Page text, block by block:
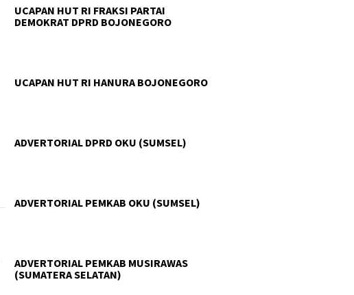
Bobosan Gelar Ramadan
Berbagi, Salurkan Takjil dan
UCAPAN HUT RI FRAKSI PARTAI
DEMOKRAT DPRD BOJONEGORO
UCAPAN HUT RI HANURA BOJONEGORO
ADVERTORIAL DPRD OKU (SUMSEL)
ADVERTORIAL PEMKAB OKU (SUMSEL)
ADVERTORIAL PEMKAB MUSIRAWAS
(SUMATERA SELATAN)